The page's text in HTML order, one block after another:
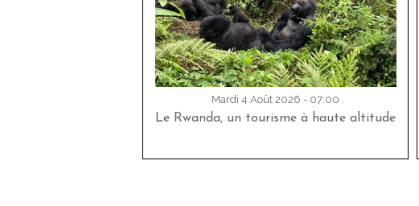
Mardi 4 Août 2026 - 07:00
Le Rwanda, un tourisme à haute altitude